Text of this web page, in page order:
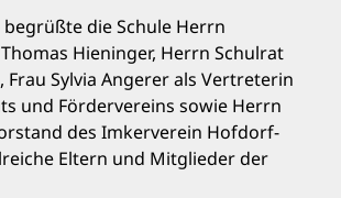
die Schule Herrn
Hieninger, Herrn Schulrat
Frau Sylvia Angerer als Vertreterin
und Fördervereins sowie Herrn
des Imkerverein Hofdorf-
Eltern und Mitglieder der